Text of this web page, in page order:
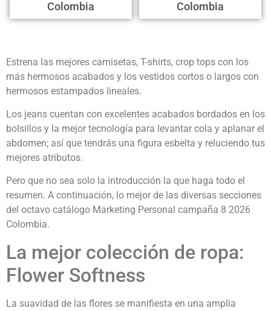
Colombia Colombia
Estrena las mejores camisetas, T-shirts, crop tops con los
más hermosos acabados y los vestidos cortos o largos con
hermosos estampados lineales.
Los jeans cuentan con excelentes acabados bordados en los
bolsillos y la mejor tecnología para levantar cola y aplanar el
abdomen; así que tendrás una figura esbelta y reluciendo tus
mejores atributos.
Pero que no sea solo la introducción la que haga todo el
resumen. A continuación, lo mejor de las diversas secciones
del octavo catálogo Marketing Personal campaña 8 2026
Colombia.
La mejor colección de ropa:
Flower Softness
La suavidad de las flores se manifiesta en una amplia